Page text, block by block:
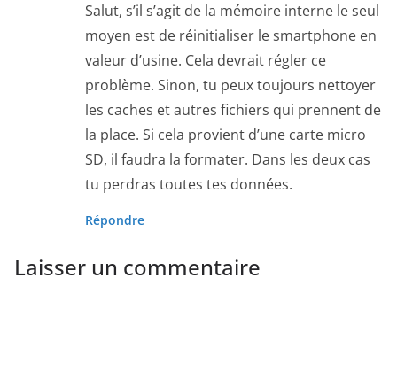
Salut, s’il s’agit de la mémoire interne le seul
moyen est de réinitialiser le smartphone en
valeur d’usine. Cela devrait régler ce
problème. Sinon, tu peux toujours nettoyer
les caches et autres fichiers qui prennent de
la place. Si cela provient d’une carte micro
SD, il faudra la formater. Dans les deux cas
tu perdras toutes tes données.
Répondre
Laisser un commentaire